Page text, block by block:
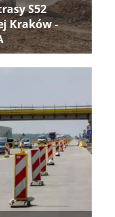
S52
Kraków -